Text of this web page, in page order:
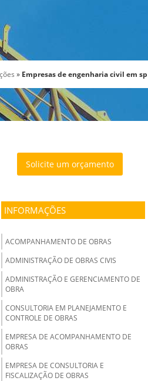
» Empresas de engenharia civil em sp
Solicite um orçamento
INFORMAÇÕES
ACOMPANHAMENTO DE OBRAS
ADMINISTRAÇÃO DE OBRAS CIVIS
ADMINISTRAÇÃO E GERENCIAMENTO DE
OBRA
CONSULTORIA EM PLANEJAMENTO E
CONTROLE DE OBRAS
EMPRESA DE ACOMPANHAMENTO DE
OBRAS
EMPRESA DE CONSULTORIA E
FISCALIZAÇÃO DE OBRAS